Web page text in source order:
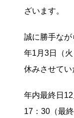
ざいます。
誠に勝手な
年1月3日（
休みさせてい
年内最終日
17：30（最